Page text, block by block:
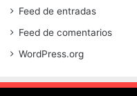
Feed de entradas
Feed de comentarios
WordPress.org